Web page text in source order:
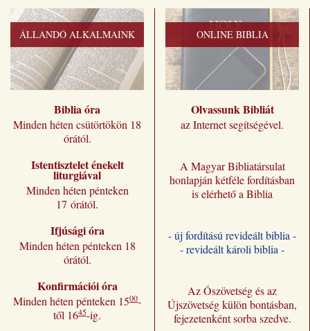
ÁLLANDÓ ALKALMAINK
Biblia óra
Minden héten csütörtökön 18
órától.
Istentisztelet énekelt
liturgiával
Minden héten pénteken
17 órától.
Ifjúsági óra
Minden héten pénteken 18
órától.
Konfirmációi óra
Minden héten pénteken 1500-
től 1645-ig.
ONLINE BIBLIA
Olvassunk Bibliát
az Internet segítségével.
A Magyar Bibliatársulat
honlapján kétféle fordításban
is elérhető a Biblia
- új fordítású revideált biblia -
- revideált károli biblia -
Az Ószövetség és az
Újszövetség külön bontásban,
fejezetenként sorba szedve.